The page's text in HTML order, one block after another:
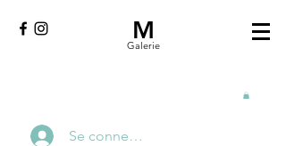
M
Galerie
Se connecter